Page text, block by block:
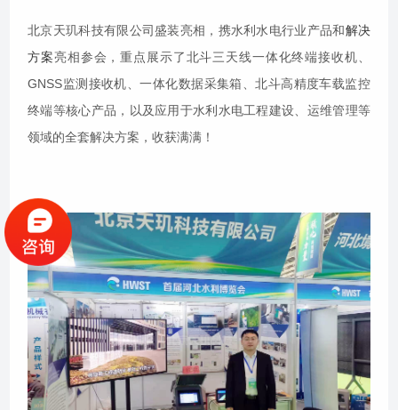
北京天玑科技有限公司盛装亮相，携水利水电行业产品和解决
方案亮相参会，重点展示了北斗三天线一体化终端接收机、
GNSS监测接收机、一体化数据采集箱、北斗高精度车载监控
终端等核心产品，以及应用于水利水电工程建设、运维管理等
领域的全套解决方案，收获满满！